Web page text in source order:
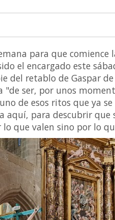
para que comience
el encargado este
del retablo de Gaspar de
"de ser, por unos
de esos ritos que ya
aquí, para descubrir que
que valen sino por lo